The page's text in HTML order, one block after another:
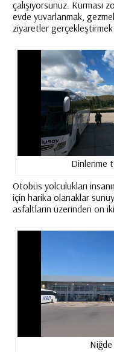
çalışıyorsunuz. Kurması
evde yuvarlanmak,
ziyaretler
Dinlenme
Otobüs yolculukları
için harika olanaklar
asfaltların üzerinden on
Niğde